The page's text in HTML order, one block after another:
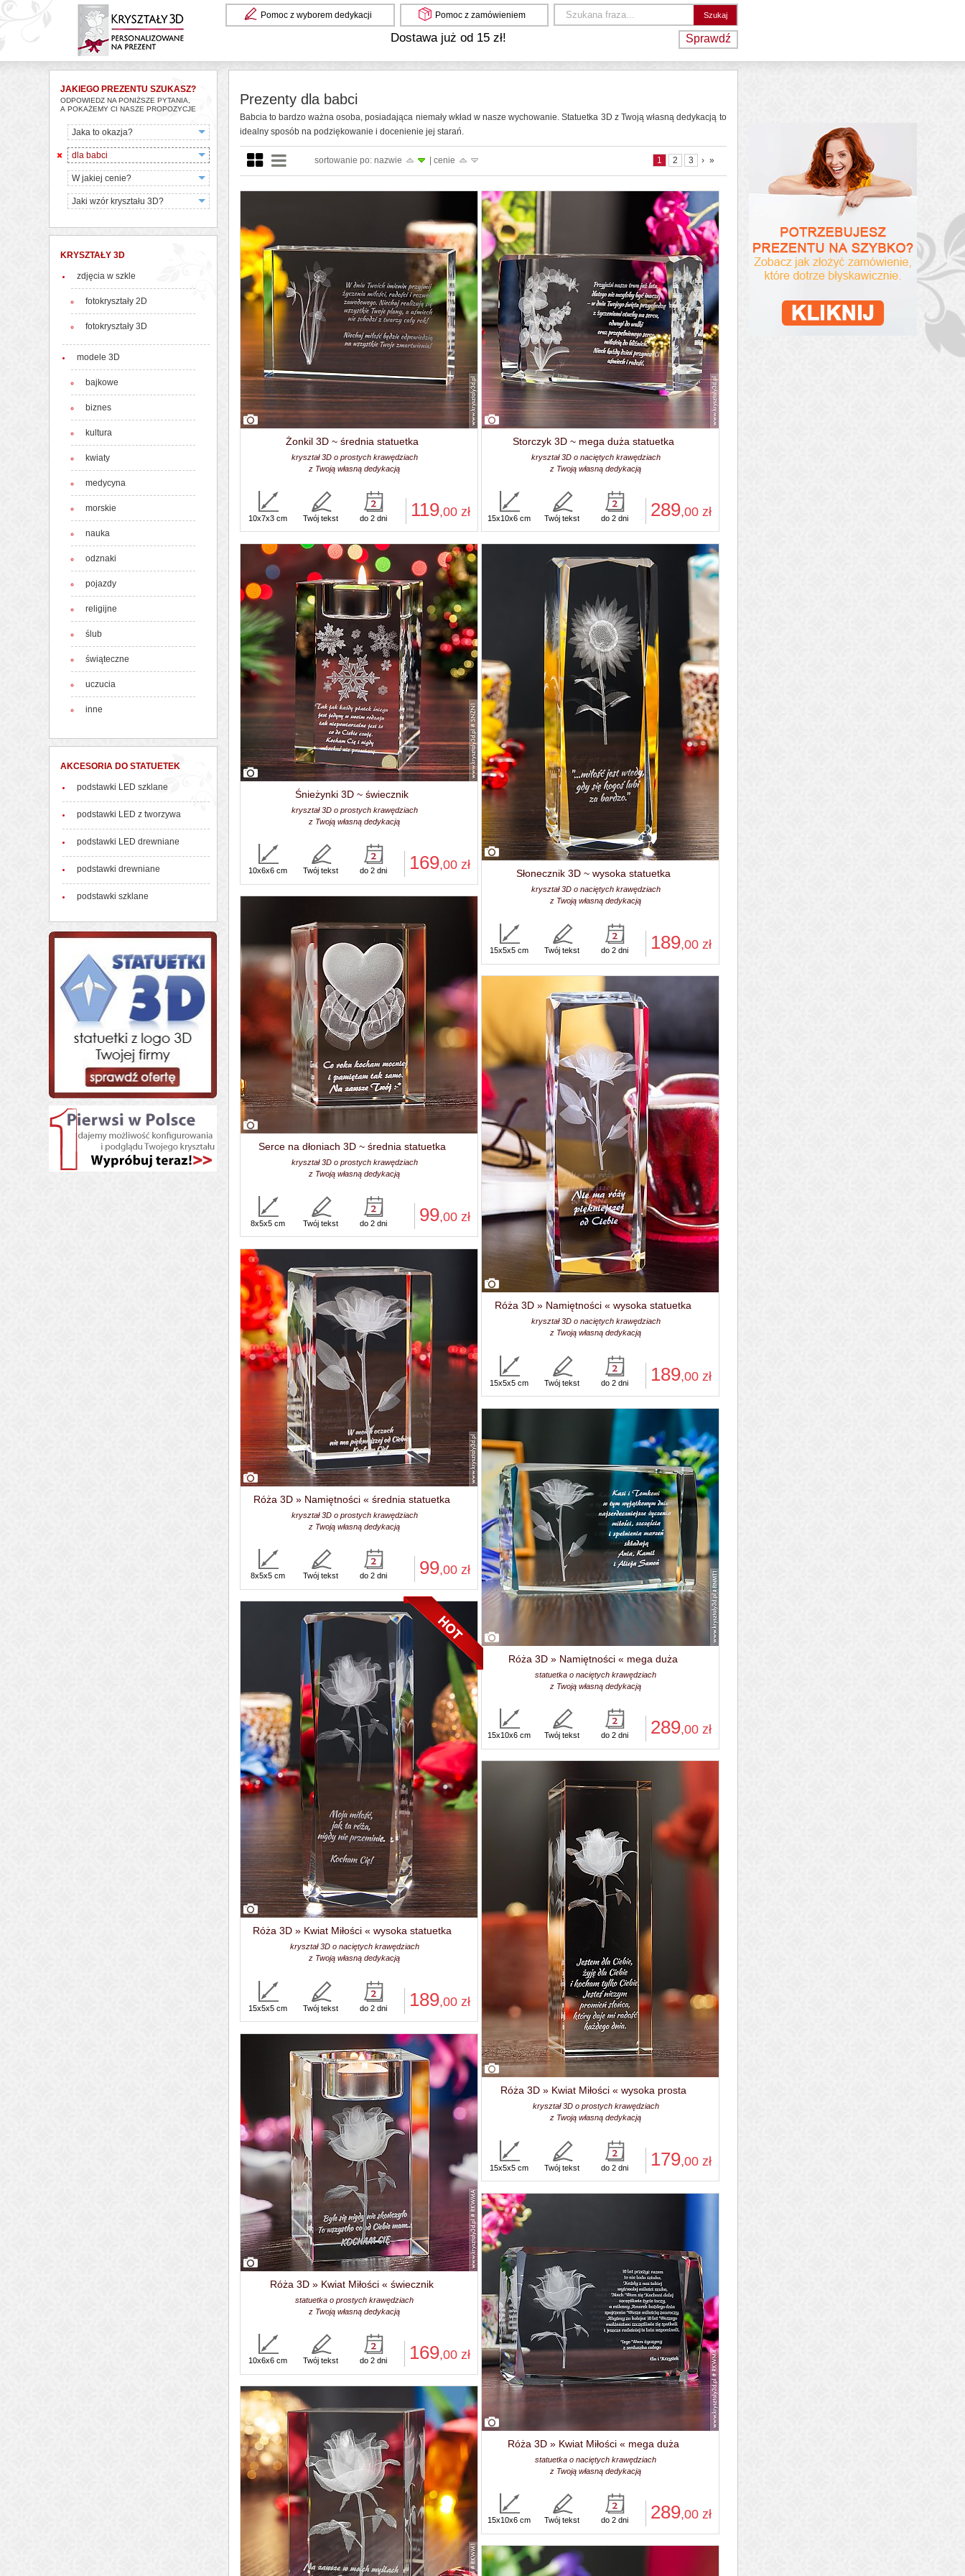
Pomoc z wyborem dedykacji Pomoc z zamówieniem
Dostawa już od 15 zł! Sprawdź
JAKIEGO PREZENTU SZUKASZ?
ODPOWIEDZ NA PONIŻSZE PYTANIA,
A POKAŻEMY CI NASZE PROPOZYCJE
Jaka to okazja?
dla babci
W jakiej cenie?
Jaki wzór kryształu 3D?
KRYSZTAŁY 3D
zdjęcia w szkle
fotokryształy 2D
fotokryształy 3D
modele 3D
bajkowe
biznes
kultura
kwiaty
medycyna
morskie
nauka
odznaki
pojazdy
religijne
ślub
świąteczne
uczucia
inne
AKCESORIA DO STATUETEK
podstawki LED szklane
podstawki LED z tworzywa
podstawki LED drewniane
podstawki drewniane
podstawki szklane
Prezenty dla babci
Babcia to bardzo ważna osoba, posiadająca niemały wkład w nasze wychowanie. Statuetka 3D z Twoją własną dedykacją to
idealny sposób na podziękowanie i docenienie jej starań.
sortowanie po: nazwie | cenie 1 2 3 › »
Żonkil 3D ~ średnia statuetka
kryształ 3D o prostych krawędziach
z Twoją własną dedykacją
119,00zł
10x7x3 cm Twój tekst do 2 dni
Storczyk 3D ~ mega duża statuetka
kryształ 3D o naciętych krawędziach
z Twoją własną dedykacją
289,00zł
15x10x6 cm Twój tekst do 2 dni
Śnieżynki 3D ~ świecznik
kryształ 3D o prostych krawędziach
z Twoją własną dedykacją
169,00zł
10x6x6 cm Twój tekst do 2 dni Słonecznik 3D ~ wysoka statuetka
kryształ 3D o naciętych krawędziach
z Twoją własną dedykacją
189,00zł
15x5x5 cm Twój tekst do 2 dni
Serce na dłoniach 3D ~ średnia statuetka
kryształ 3D o prostych krawędziach
z Twoją własną dedykacją
99,00zł
8x5x5 cm Twój tekst do 2 dni
Róża 3D » Namiętności « wysoka statuetka
kryształ 3D o naciętych krawędziach
z Twoją własną dedykacją
189,00zł
15x5x5 cm Twój tekst do 2 dni
Róża 3D » Namiętności « średnia statuetka
kryształ 3D o prostych krawędziach
z Twoją własną dedykacją
99,00zł
8x5x5 cm Twój tekst do 2 dni
Róża 3D » Namiętności « mega duża
statuetka o naciętych krawędziach
z Twoją własną dedykacją
289,00zł
15x10x6 cm Twój tekst do 2 dni
Róża 3D » Kwiat Miłości « wysoka statuetka
kryształ 3D o naciętych krawędziach
z Twoją własną dedykacją
189,00zł
15x5x5 cm Twój tekst do 2 dni
Róża 3D » Kwiat Miłości « wysoka prosta
kryształ 3D o prostych krawędziach
z Twoją własną dedykacją
179,00zł
15x5x5 cm Twój tekst do 2 dni
Róża 3D » Kwiat Miłości « świecznik
statuetka o prostych krawędziach
z Twoją własną dedykacją
169,00zł
10x6x6 cm Twój tekst do 2 dni
Róża 3D » Kwiat Miłości « mega duża
statuetka o naciętych krawędziach
z Twoją własną dedykacją
289,00zł
15x10x6 cm Twój tekst do 2 dni